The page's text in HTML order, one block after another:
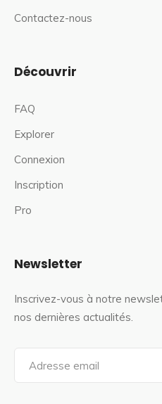
Contactez-nous
Découvrir
FAQ
Explorer
Connexion
Inscription
Pro
Newsletter
Inscrivez-vous à notre
nos dernières actualités.
a